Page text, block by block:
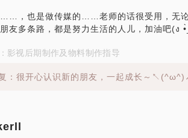
，也是做传媒的……老师的话很受用，无
友多条路，都是努力生活的人儿，加油吧(ง
影视后期制作及物料制作指导
：很开心认识新的朋友，一起成长～